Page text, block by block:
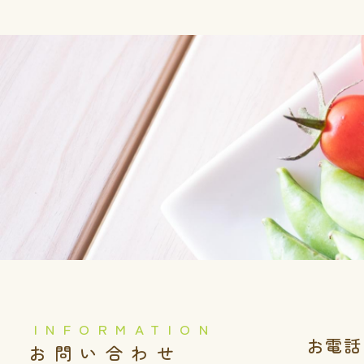
️お問い合わせ お電話